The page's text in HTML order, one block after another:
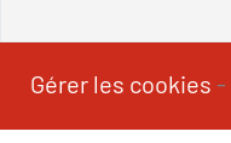
Gérer les cookies -